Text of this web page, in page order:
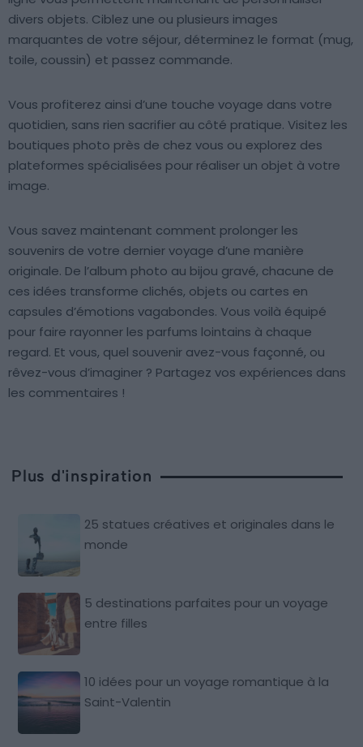
divers objets. Ciblez une ou plusieurs images
marquantes de votre séjour, déterminez le format (mug,
toile, coussin) et passez commande.
Vous profiterez ainsi d’une touche voyage dans votre
quotidien, sans rien sacrifier au côté pratique. Visitez les
boutiques photo près de chez vous ou explorez des
plateformes spécialisées pour réaliser un objet à votre
image.
Vous savez maintenant comment prolonger les
souvenirs de votre dernier voyage d’une manière
originale. De l’album photo au bijou gravé, chacune de
ces idées transforme clichés, objets ou cartes en
capsules d’émotions vagabondes. Vous voilà équipé
pour faire rayonner les parfums lointains à chaque
regard. Et vous, quel souvenir avez-vous façonné, ou
rêvez-vous d’imaginer ? Partagez vos expériences dans
les commentaires !
Plus d'inspiration
25 statues créatives et originales dans le
monde
5 destinations parfaites pour un voyage
entre filles
10 idées pour un voyage romantique à la
Saint-Valentin